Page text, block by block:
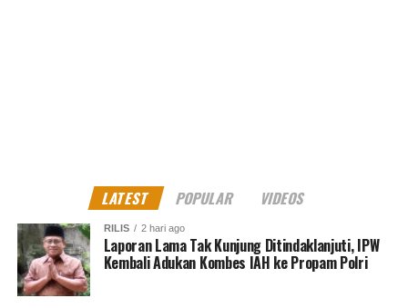
LATEST POPULAR VIDEOS
RILIS 2 hari ago
Laporan Lama Tak Kunjung Ditindaklanjuti, IPW
Kembali Adukan Kombes IAH ke Propam Polri